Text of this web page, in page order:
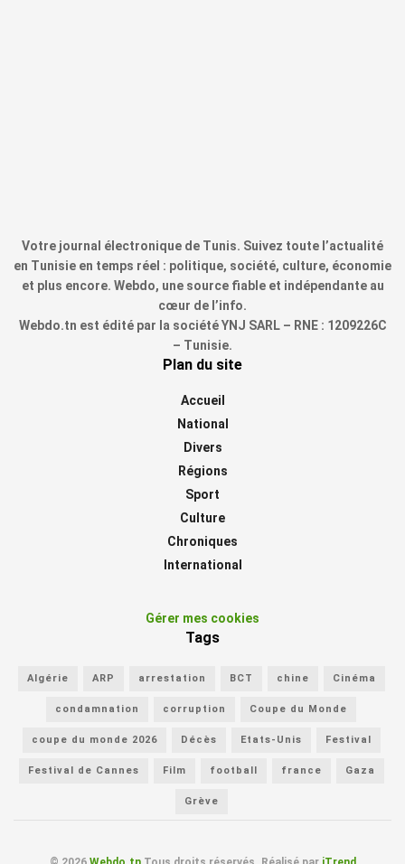
Votre journal électronique de Tunis. Suivez toute l’actualité
en Tunisie en temps réel : politique, société, culture, économie
et plus encore. Webdo, une source fiable et indépendante au
cœur de l’info.
Webdo.tn est édité par la société YNJ SARL – RNE : 1209226C
– Tunisie.
Plan du site
Accueil
National
Divers
Régions
Sport
Culture
Chroniques
International
Gérer mes cookies
Tags
Algérie ARP arrestation BCT chine Cinéma
condamnation corruption Coupe du Monde
coupe du monde 2026 Décès Etats-Unis Festival
Festival de Cannes Film football france Gaza
Grève